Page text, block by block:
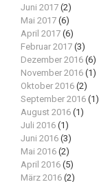
Juni 2017 (2)
Mai 2017 (6)
April 2017 (6)
Februar 2017 (3)
Dezember 2016 (6)
November 2016 (1)
Oktober 2016 (2)
September 2016 (1)
August 2016 (1)
Juli 2016 (1)
Juni 2016 (3)
Mai 2016 (2)
April 2016 (5)
März 2016 (2)